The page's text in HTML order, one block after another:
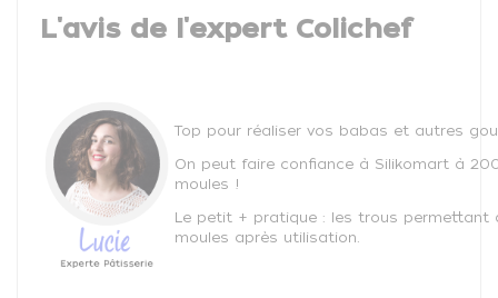
L'avis de l'expert Colichef
Top pour réaliser vos babas et autres
On peut faire confiance à Silikomart à
moules !
Le petit + pratique : les trous permettant
moules après utilisation.